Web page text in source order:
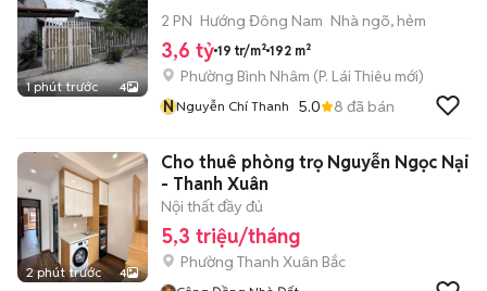
1 phút trước 4
2 PN Hướng Đông Nam Nhà ngõ, hẻm
3,6 tỷ 19 tr/m² 192 m²
Phường Bình Nhâm (P. Lái Thiêu mới)
NNguyễn Chí Thanh 5.0 8 đã bán
2 phút trước 4
Cho thuê phòng trọ Nguyễn Ngọc Nại
- Thanh Xuân
Nội thất đầy đủ
5,3 triệu/tháng
Phường Thanh Xuân Bắc